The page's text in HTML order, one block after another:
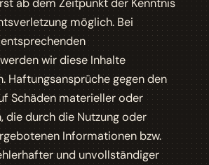
ab dem Zeitpunkt der Kenntnis
möglich. Bei
wir diese Inhalte
Haftungsansprüche gegen den
Schäden materieller oder
die durch die Nutzung oder
Informationen bzw.
und unvollständiger